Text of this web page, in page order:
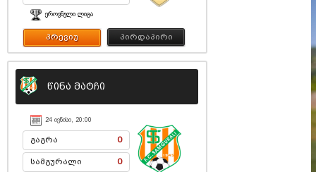
ᲔᲠᲝᲕᲜᲣᲚᲘ ᲚᲘᲒᲐ
პრევიუ პირდაპირი
წინა მატჩი
24 ᲘᲕᲜᲘᲡᲘ, 20:00
გაგრა 0
სამგურალი 0